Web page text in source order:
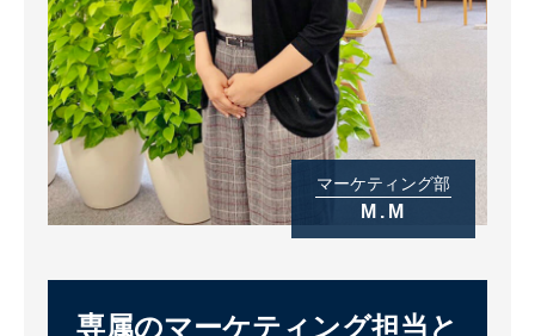
マーケティング部
M.M
専属のマーケティング担当と